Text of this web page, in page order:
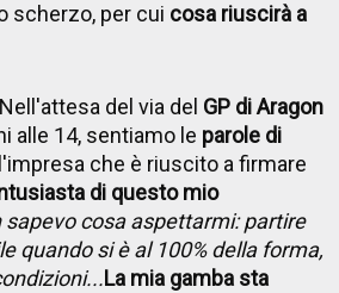
scherzo, per cui cosa riuscirà a
Nell'attesa del via del GP di Aragon
alle 14, sentiamo le parole di
che è riuscito a firmare
di questo mio
sapevo cosa aspettarmi: partire
quando si è al 100% della forma,
La mia gamba sta